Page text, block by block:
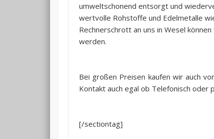
umweltschonend entsorgt und
wertvolle Rohstoffe und Edelmetalle
Rechnerschrott an uns in Wesel
werden.
Bei großen Preisen kaufen wir auch
Kontakt auch egal ob Telefonisch oder
[/sectiontag]